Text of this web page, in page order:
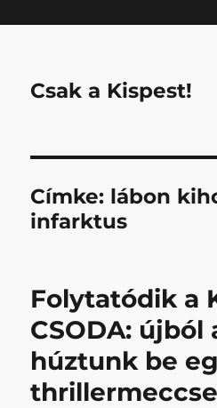
Csak a Kispest!
Címke: lábon
infarktus
Folytatódik a
CSODA: újból
húztunk be